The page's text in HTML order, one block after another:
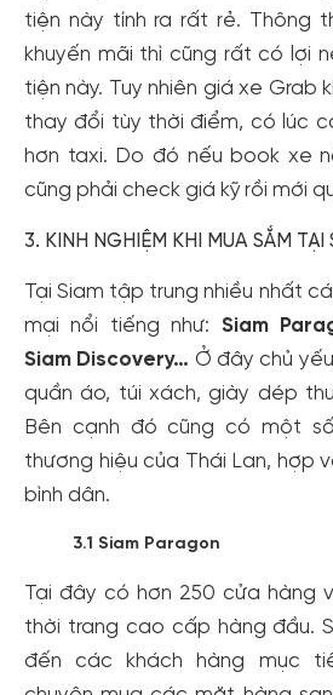
tiện này tính ra rất rẻ. Thông
khuyến mãi thì cũng rất có lợi
tiện này. Tuy nhiên giá xe Grab
thay đổi tùy thời điểm, có lúc
hơn taxi. Do đó nếu book xe
cũng phải check giá kỹ rồi mới
3. KINH NGHIỆM KHI MUA SẮM TẠI
Tại Siam tập trung nhiều nhất
mại nổi tiếng như: Siam
Siam Discovery… Ở đây chủ
quần áo, túi xách, giày dép
Bên cạnh đó cũng có một
thương hiệu của Thái Lan, hợp
bình dân.
3.1 Siam Paragon
Tại đây có hơn 250 cửa hàng
thời trang cao cấp hàng đầu.
đến các khách hàng mục